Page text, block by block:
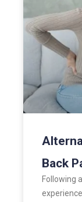
Back
Following